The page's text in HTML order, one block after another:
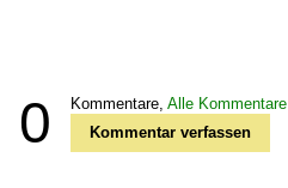
0 Kommentare, Alle Kommentare
Kommentar verfassen